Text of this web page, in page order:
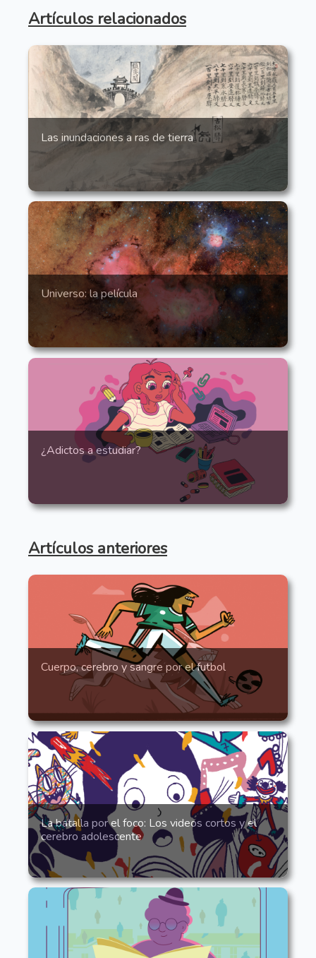
Artículos relacionados
Las inundaciones a ras de tierra
Universo: la película
¿Adictos a estudiar?
Artículos anteriores
Cuerpo, cerebro y sangre por el futbol
La batalla por el foco: Los videos cortos y el
cerebro adolescente